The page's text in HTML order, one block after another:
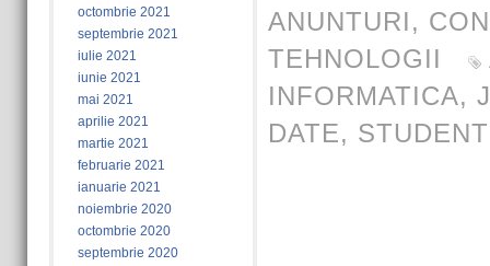
octombrie 2021
septembrie 2021
iulie 2021
iunie 2021
mai 2021
aprilie 2021
martie 2021
februarie 2021
ianuarie 2021
noiembrie 2020
octombrie 2020
septembrie 2020
ANUNTURI,
TEHNOLOGII
INFORMATICA,
DATE,